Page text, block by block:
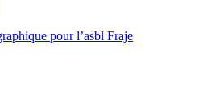
pour l’asbl Fraje